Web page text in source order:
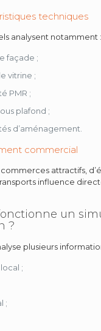
techniques
analysent notamment :
façade ;
vitrine ;
PMR ;
plafond ;
d’aménagement.
commercial
attractifs,
influence
un
?
plusieurs
;
;